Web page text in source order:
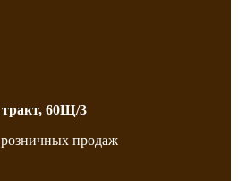
тракт, 60Щ/3
продаж